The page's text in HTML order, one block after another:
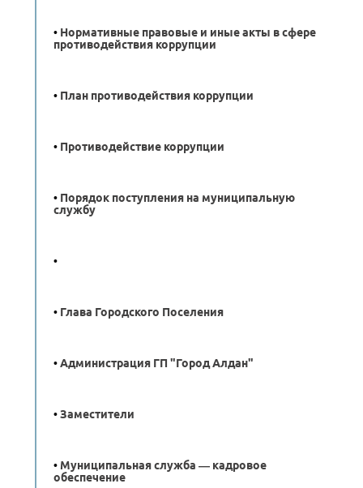
• Нормативные правовые и иные акты в сфере
противодействия коррупции
• План противодействия коррупции
• Противодействие коррупции
• Порядок поступления на муниципальную
службу
•
• Глава Городского Поселения
•Администрация ГП "Город Алдан"
•Заместители
• Муниципальная служба — кадровое
обеспечение